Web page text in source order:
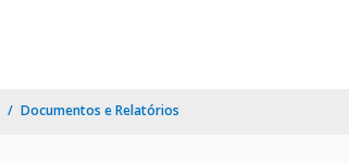
Documentos e Relatórios